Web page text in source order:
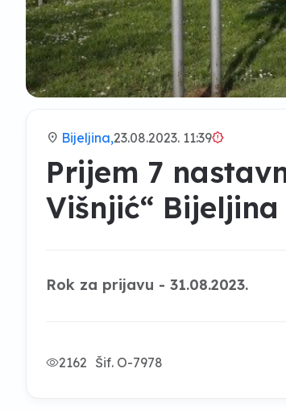
location_on Bijeljina,23.08.2023. 11:39brightness_alert
Prijem 7
Višnjić“ Bijeljina
Rok za prijavu - 31.08.2023.
2162 Šif. O-7978